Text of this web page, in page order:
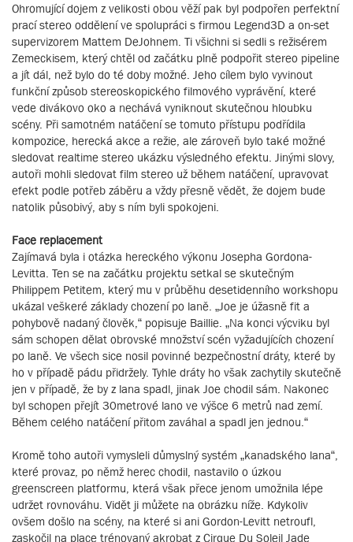
Ohromující dojem z velikosti obou věží pak byl podpořen perfektní
prací stereo oddělení ve spolupráci s firmou Legend3D a on-set
supervizorem Mattem DeJohnem. Ti všichni si sedli s režisérem
Zemeckisem, který chtěl od začátku plně podpořit stereo pipeline
a jít dál, než bylo do té doby možné. Jeho cílem bylo vyvinout
funkční způsob stereoskopického filmového vyprávění, které
vede divákovo oko a nechává vyniknout skutečnou hloubku
scény. Při samotném natáčení se tomuto přístupu podřídila
kompozice, herecká akce a režie, ale zároveň bylo také možné
sledovat realtime stereo ukázku výsledného efektu. Jinými slovy,
autoři mohli sledovat film stereo už během natáčení, upravovat
efekt podle potřeb záběru a vždy přesně vědět, že dojem bude
natolik působivý, aby s ním byli spokojeni.
Face replacement
Zajímavá byla i otázka hereckého výkonu Josepha Gordona-
Levitta. Ten se na začátku projektu setkal se skutečným
Philippem Petitem, který mu v průběhu desetidenního workshopu
ukázal veškeré základy chození po laně. „Joe je úžasně fit a
pohybově nadaný člověk,“ popisuje Baillie. „Na konci výcviku byl
sám schopen dělat obrovské množství scén vyžadujících chození
po laně. Ve všech sice nosil povinné bezpečnostní dráty, které by
ho v případě pádu přidržely. Tyhle dráty ho však zachytily skutečně
jen v případě, že by z lana spadl, jinak Joe chodil sám. Nakonec
byl schopen přejít 30metrové lano ve výšce 6 metrů nad zemí.
Během celého natáčení přitom zaváhal a spadl jen jednou.“
Kromě toho autoři vymysleli důmyslný systém „kanadského lana“,
které provaz, po němž herec chodil, nastavilo o úzkou
greenscreen platformu, která však přece jenom umožnila lépe
udržet rovnováhu. Vidět ji můžete na obrázku níže. Kdykoliv
ovšem došlo na scény, na které si ani Gordon-Levitt netroufl,
zaskočil na place trénovaný akrobat z Cirque Du Soleil Jade